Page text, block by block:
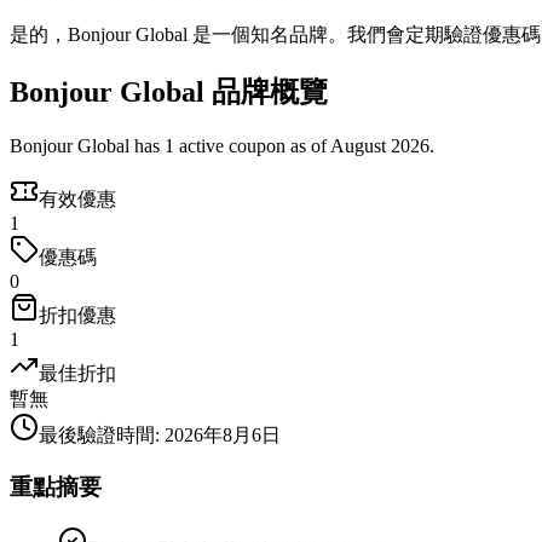
是的，Bonjour Global 是一個知名品牌。我們會定期驗證優惠碼
Bonjour Global 品牌概覽
Bonjour Global has 1 active coupon as of August 2026.
有效優惠
1
優惠碼
0
折扣優惠
1
最佳折扣
暫無
最後驗證時間: 2026年8月6日
重點摘要